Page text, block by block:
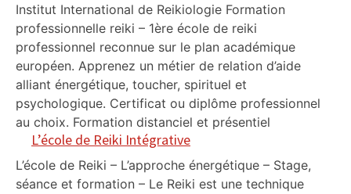
Institut International de Reikiologie Formation
professionnelle reiki – 1ère école de reiki
professionnel reconnue sur le plan académique
européen. Apprenez un métier de relation d’aide
alliant énergétique, toucher, spirituel et
psychologique. Certificat ou diplôme professionnel
au choix. Formation distanciel et présentiel
L’école de Reiki Intégrative
L’école de Reiki – L’approche énergétique – Stage,
séance et formation – Le Reiki est une technique